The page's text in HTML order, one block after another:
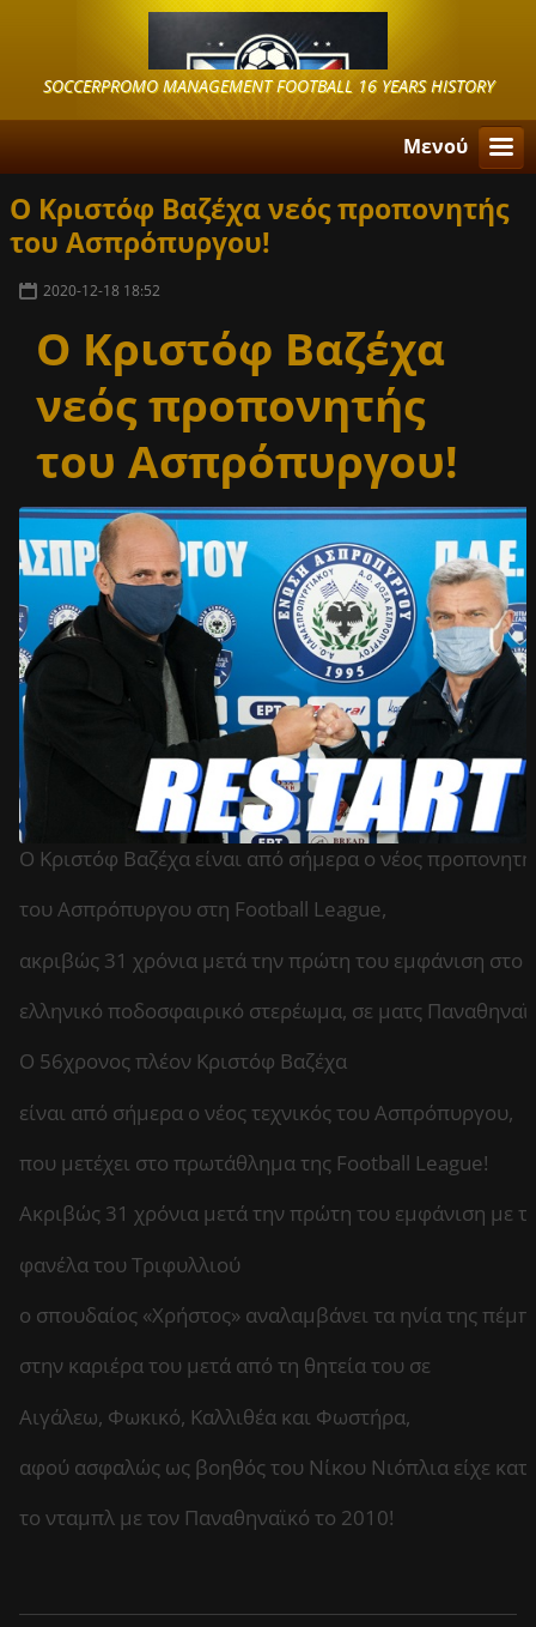
SOCCERPROMO MANAGEMENT FOOTBALL 16 YEARS HISTORY
Μενού
Ο Κριστόφ Βαζέχα νεός προπονητής
του Ασπρόπυργου!
2020-12-18 18:52
Ο Κριστόφ Βαζέχα
νεός προπονητής
του Ασπρόπυργου!
Ο Κριστόφ Βαζέχα είναι από σήμερα ο νέος
του Ασπρόπυργου στη Football League,
ακριβώς 31 χρόνια μετά την πρώτη του εμφάνιση στο
ελληνικό ποδοσφαιρικό στερέωμα, σε ματς
Ο 56χρονος πλέον Κριστόφ Βαζέχα
είναι από σήμερα ο νέος τεχνικός του Ασπρόπυργου,
που μετέχει στο πρωτάθλημα της Football League!
Ακριβώς 31 χρόνια μετά την πρώτη του εμφάνιση με
φανέλα του Τριφυλλιού
ο σπουδαίος «Χρήστος» αναλαμβάνει τα ηνία της
στην καριέρα του μετά από τη θητεία του σε
Αιγάλεω, Φωκικό, Καλλιθέα και Φωστήρα,
αφού ασφαλώς ως βοηθός του Νίκου Νιόπλια είχε
το νταμπλ με τον Παναθηναϊκό το 2010!